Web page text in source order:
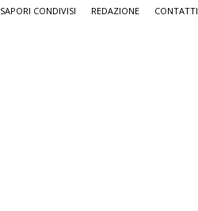
SAPORI CONDIVISI REDAZIONE CONTATTI